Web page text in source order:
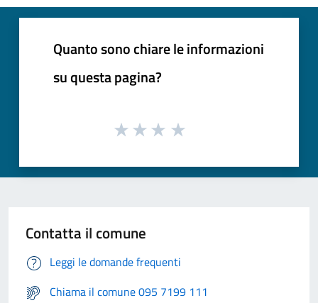
Quanto sono chiare le informazioni
su questa pagina?
Contatta il comune
Leggi le domande frequenti
Chiama il comune 095 7199 111